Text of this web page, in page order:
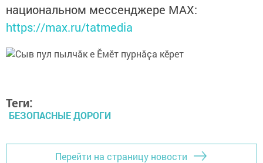
национальном мессенджере MАХ:
https://max.ru/tatmedia
Теги:
БЕЗОПАСНЫЕ ДОРОГИ
Перейти на страницу новости